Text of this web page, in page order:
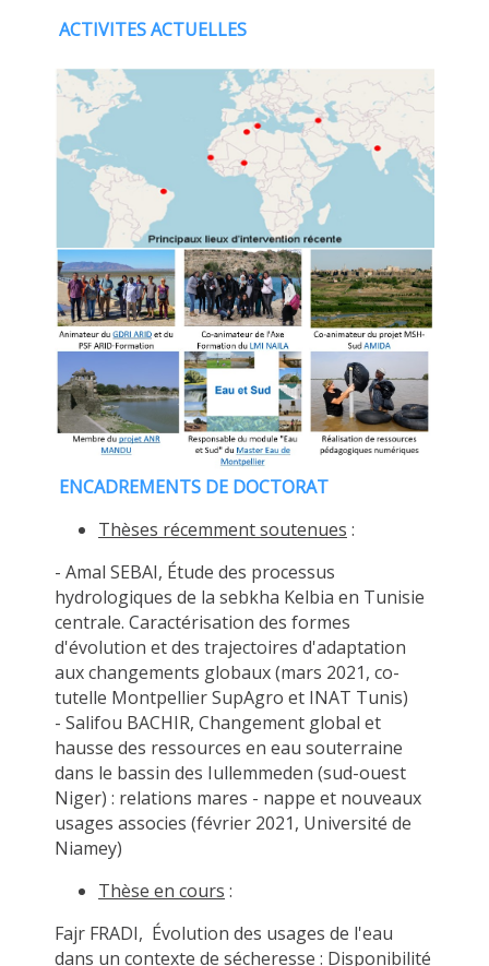
ACTIVITES ACTUELLES
ENCADREMENTS DE DOCTORAT
Thèses récemment soutenues :
- Amal SEBAI, Étude des processus
hydrologiques de la sebkha Kelbia en Tunisie
centrale. Caractérisation des formes
d'évolution et des trajectoires d'adaptation
aux changements globaux (mars 2021, co-
tutelle Montpellier SupAgro et INAT Tunis)
- Salifou BACHIR, Changement global et
hausse des ressources en eau souterraine
dans le bassin des Iullemmeden (sud-ouest
Niger) : relations mares - nappe et nouveaux
usages associes (février 2021, Université de
Niamey)
Thèse en cours :
Fajr FRADI, Évolution des usages de l'eau
dans un contexte de sécheresse : Disponibilité